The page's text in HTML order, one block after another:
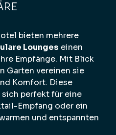
bieten mehrere
Lounges einen
Empfänge. Mit Blick
Garten vereinen sie
Komfort. Diese
perfekt für eine
Empfang oder ein
und entspannten